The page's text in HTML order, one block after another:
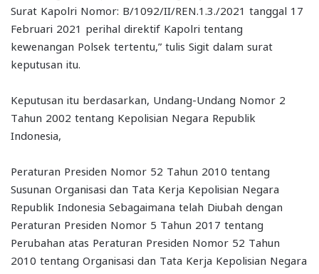
Surat Kapolri Nomor: B/1092/II/REN.1.3./2021 tanggal 17
Februari 2021 perihal direktif Kapolri tentang
kewenangan Polsek tertentu,” tulis Sigit dalam surat
keputusan itu.
Keputusan itu berdasarkan, Undang-Undang Nomor 2
Tahun 2002 tentang Kepolisian Negara Republik
Indonesia,
Peraturan Presiden Nomor 52 Tahun 2010 tentang
Susunan Organisasi dan Tata Kerja Kepolisian Negara
Republik Indonesia Sebagaimana telah Diubah dengan
Peraturan Presiden Nomor 5 Tahun 2017 tentang
Perubahan atas Peraturan Presiden Nomor 52 Tahun
2010 tentang Organisasi dan Tata Kerja Kepolisian Negara